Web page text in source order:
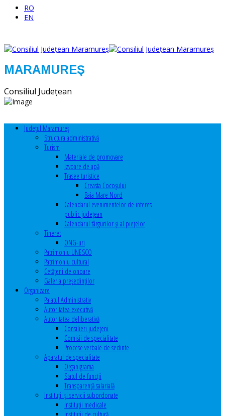
RO
EN
MARAMUREŞ
Consiliul Judeţean
Judeţul Maramureş
Structura administrativă
Turism
Materiale de promovare
Izvoare de apă
Trasee turistice
Creasta Cocoșului
Baia Mare Nord
Calendarul evenimentelor de interes
public judeţean
Calendarul târgurilor şi al pieţelor
Tineret
ONG-uri
Patrimoniu UNESCO
Patrimoniu cultural
Cetăţeni de onoare
Galeria președinților
Organizare
Palatul Administrativ
Autoritatea executivă
Autoritatea deliberativă
Consilieri judeţeni
Comisii de specialitate
Procese verbale de sedinte
Aparatul de specialitate
Organigrama
Statul de funcții
Transparență salarială
Instituţii şi servicii subordonate
Instituţii medicale